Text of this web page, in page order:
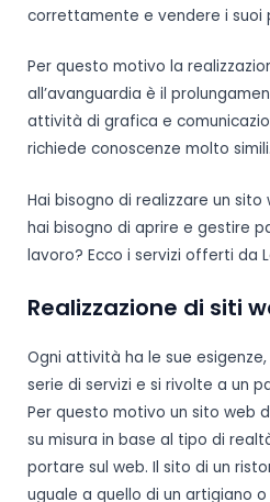
correttamente e vendere i suoi
Per questo motivo la
all’avanguardia è il
attività di grafica e
richiede conoscenze molto simili.
Hai bisogno di realizzare un
hai bisogno di aprire e gestire
lavoro? Ecco i servizi offerti da
Realizzazione di siti
Ogni attività ha le sue
serie di servizi e si rivolte a un
Per questo motivo un sito web
su misura in base al tipo di
portare sul web. Il sito di un
uguale a quello di un artigiano o